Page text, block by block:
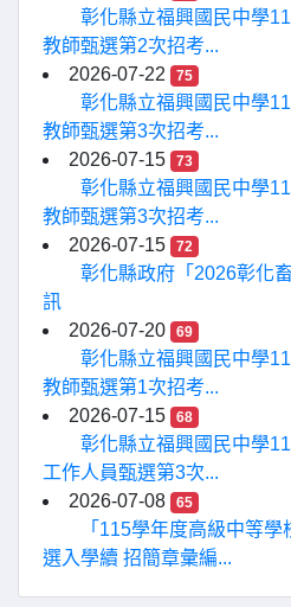
彰化縣立福興國民中學
教師甄選第2次招考...
2026-07-22
75
彰化縣立福興國民中學
教師甄選第3次招考...
2026-07-15
73
彰化縣立福興國民中學
教師甄選第3次招考...
2026-07-15
72
彰化縣政府「2026彰化
訊
2026-07-20
69
彰化縣立福興國民中學
教師甄選第1次招考...
2026-07-15
68
彰化縣立福興國民中學
工作人員甄選第3次...
2026-07-08
65
「115學年度高級中等
選入學續 招簡章彙編...